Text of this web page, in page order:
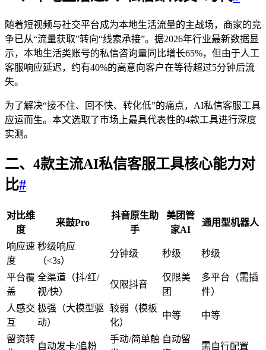
随着短视频与社交平台成为本地生活流量的主战场，商家的竞
争已从“流量获取”转向“线索承接”。据2026年行业最新数据显
示，本地生活类账号的私信咨询量同比增长65%，但由于人工
客服响应延迟，约有40%的高意向客户在等待超过5分钟后流
失。
为了解决“接不住、回不快、转化低”的痛点，AI私信客服工具
应运而生。本文选取了市场上最具代表性的4款工具进行深度
实测。
二、4款主流AI私信客服工具核心能力对
比#
对比维
度
来鼓Pro
抖音原生助
手
美团管
家AI
通用型机器人
响应速
度
秒级响应
（<3s）
分钟级 秒级 秒级
平台覆
盖
全渠道（抖/红/
视/快）
仅限抖音
仅限美
团
多平台（需插
件）
人感交
互
极强（大模型驱
动）
较弱（模板
化）
中等 中等
留资转
自动发卡/追粉
手动/简单触 自动留
需自行配置